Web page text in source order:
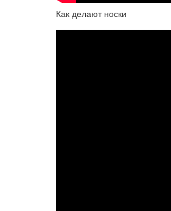
Как делают носки